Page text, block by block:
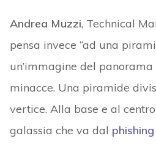
Andrea Muzzi, Technical
pensa invece “ad una
un’immagine del
minacce. Una piramide
vertice. Alla base e al
galassia che va dal phishing